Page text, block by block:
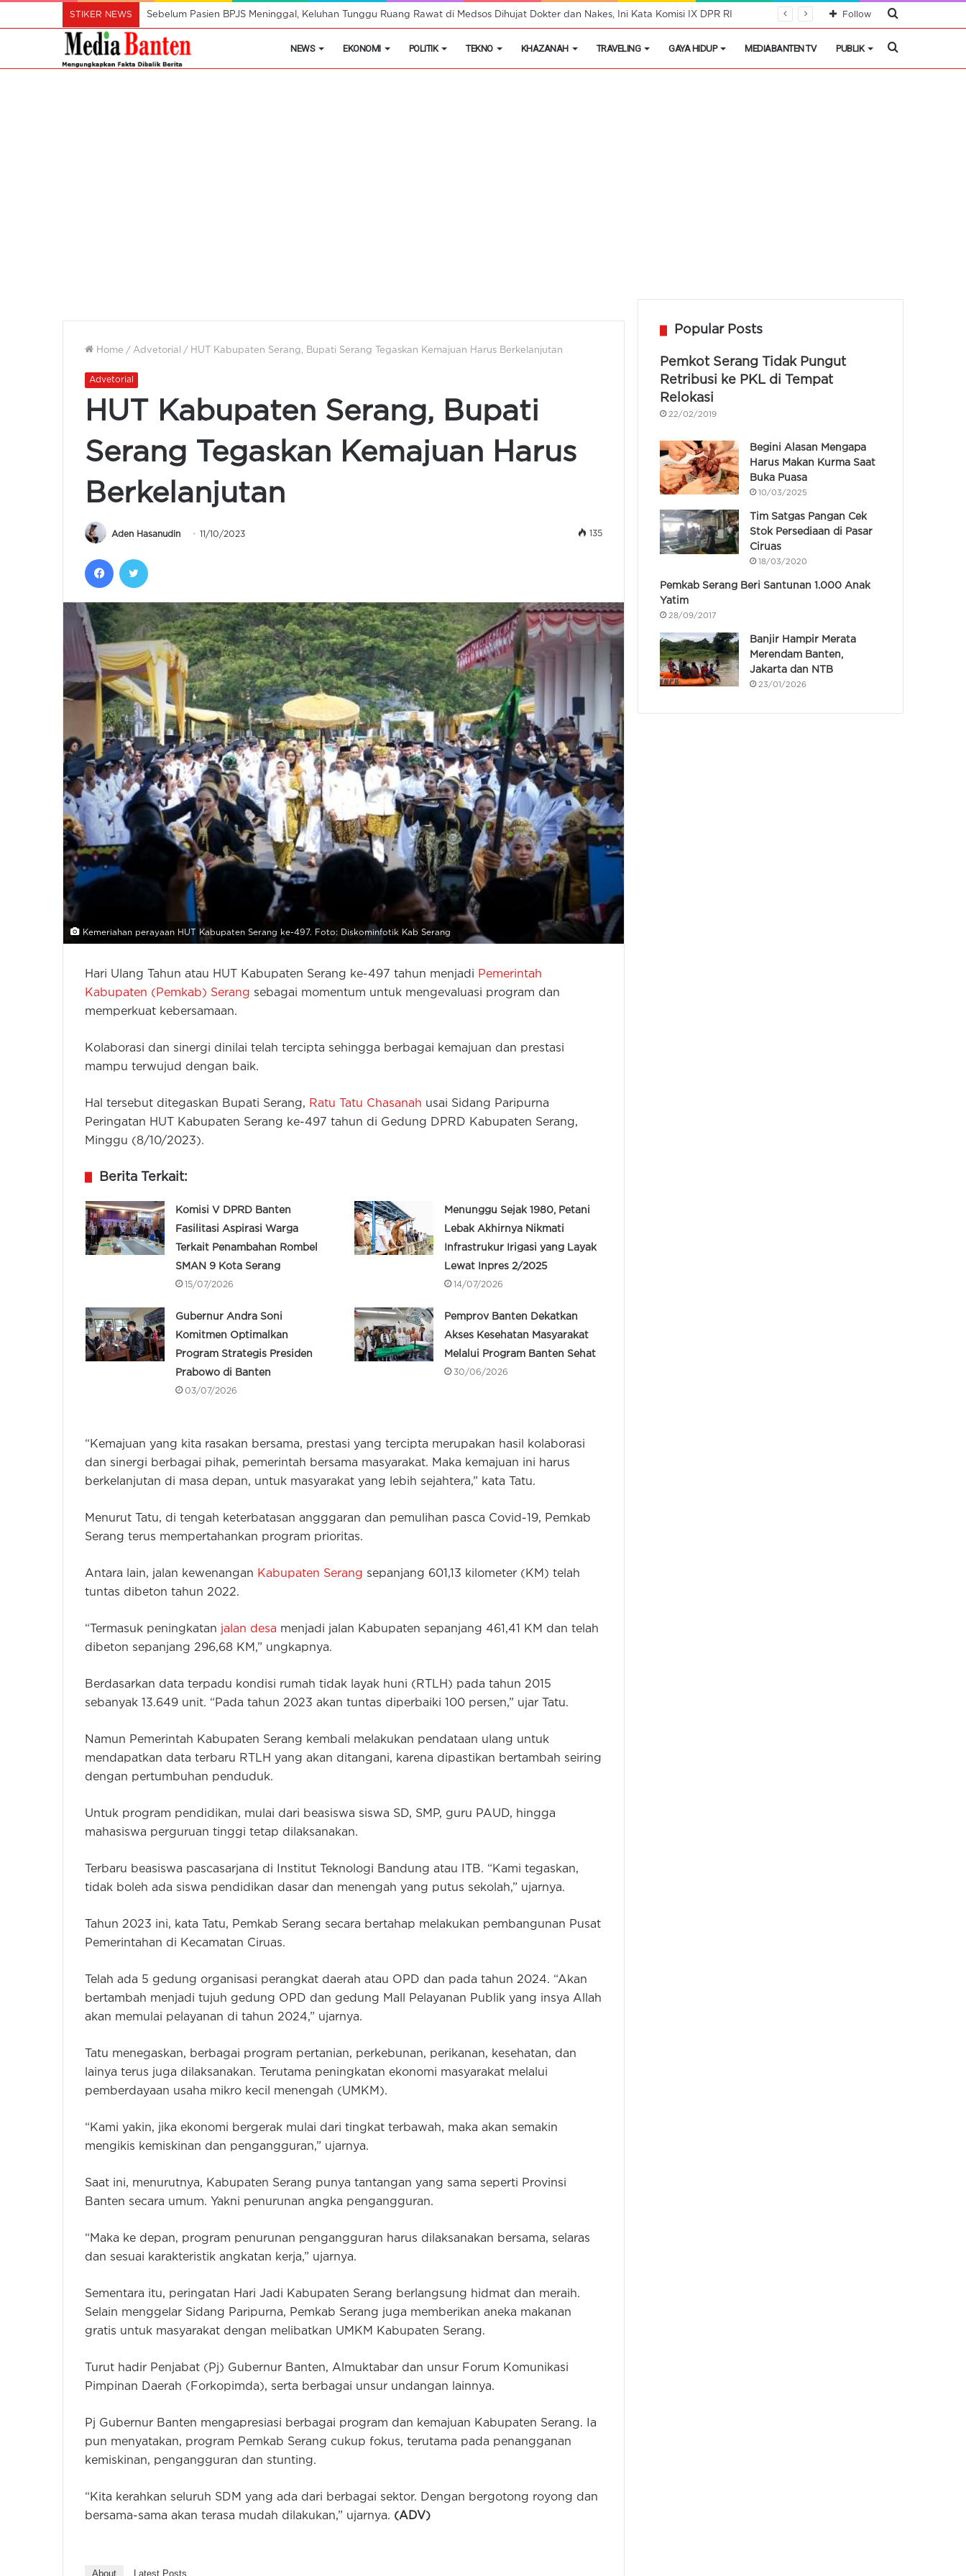
STIKER NEWS Polres Metro Tangerang Kota Buru Pemasok Utama Obat Keras Ilegal di Kosambi Cari
Follow
NEWS EKONOMI POLITIK TEKNO KHAZANAH TRAVELING GAYA HIDUP MEDIABANTEN TV PUBLIK Cari
Home / Advetorial / HUT Kabupaten Serang, Bupati Serang Tegaskan Kemajuan Harus Berkelanjutan
Advetorial
HUT Kabupaten Serang, Bupati
Serang Tegaskan Kemajuan Harus
Berkelanjutan
Aden Hasanudin 11/10/2023 135
Facebook
Kemeriahan perayaan HUT Kabupaten Serang ke-497. Foto: Diskominfotik Kab Serang
Hari Ulang Tahun atau HUT Kabupaten Serang ke-497 tahun menjadi Pemerintah
Kabupaten (Pemkab) Serang sebagai momentum untuk mengevaluasi program dan
memperkuat kebersamaan.
Kolaborasi dan sinergi dinilai telah tercipta sehingga berbagai kemajuan dan prestasi
mampu terwujud dengan baik.
Hal tersebut ditegaskan Bupati Serang, Ratu Tatu Chasanah usai Sidang Paripurna
Peringatan HUT Kabupaten Serang ke-497 tahun di Gedung DPRD Kabupaten Serang,
Minggu (8/10/2023).
Berita Terkait:
Komisi V DPRD Banten
Fasilitasi Aspirasi Warga
Terkait Penambahan Rombel
SMAN 9 Kota Serang
15/07/2026
Menunggu Sejak 1980, Petani
Lebak Akhirnya Nikmati
Infrastrukur Irigasi yang Layak
Lewat Inpres 2/2025
14/07/2026
Gubernur Andra Soni
Komitmen Optimalkan
Program Strategis Presiden
Prabowo di Banten
03/07/2026
Pemprov Banten Dekatkan
Akses Kesehatan Masyarakat
Melalui Program Banten Sehat
30/06/2026
“Kemajuan yang kita rasakan bersama, prestasi yang tercipta merupakan hasil kolaborasi
dan sinergi berbagai pihak, pemerintah bersama masyarakat. Maka kemajuan ini harus
berkelanjutan di masa depan, untuk masyarakat yang lebih sejahtera,” kata Tatu.
Menurut Tatu, di tengah keterbatasan angggaran dan pemulihan pasca Covid-19, Pemkab
Serang terus mempertahankan program prioritas.
Antara lain, jalan kewenangan Kabupaten Serang sepanjang 601,13 kilometer (KM) telah
tuntas dibeton tahun 2022.
“Termasuk peningkatan jalan desa menjadi jalan Kabupaten sepanjang 461,41 KM dan telah
dibeton sepanjang 296,68 KM,” ungkapnya.
Berdasarkan data terpadu kondisi rumah tidak layak huni (RTLH) pada tahun 2015
sebanyak 13.649 unit. “Pada tahun 2023 akan tuntas diperbaiki 100 persen,” ujar Tatu.
Namun Pemerintah Kabupaten Serang kembali melakukan pendataan ulang untuk
mendapatkan data terbaru RTLH yang akan ditangani, karena dipastikan bertambah seiring
dengan pertumbuhan penduduk.
Untuk program pendidikan, mulai dari beasiswa siswa SD, SMP, guru PAUD, hingga
mahasiswa perguruan tinggi tetap dilaksanakan.
Terbaru beasiswa pascasarjana di Institut Teknologi Bandung atau ITB. “Kami tegaskan,
tidak boleh ada siswa pendidikan dasar dan menengah yang putus sekolah,” ujarnya.
Tahun 2023 ini, kata Tatu, Pemkab Serang secara bertahap melakukan pembangunan Pusat
Pemerintahan di Kecamatan Ciruas.
Telah ada 5 gedung organisasi perangkat daerah atau OPD dan pada tahun 2024. “Akan
bertambah menjadi tujuh gedung OPD dan gedung Mall Pelayanan Publik yang insya Allah
akan memulai pelayanan di tahun 2024,” ujarnya.
Tatu menegaskan, berbagai program pertanian, perkebunan, perikanan, kesehatan, dan
lainya terus juga dilaksanakan. Terutama peningkatan ekonomi masyarakat melalui
pemberdayaan usaha mikro kecil menengah (UMKM).
“Kami yakin, jika ekonomi bergerak mulai dari tingkat terbawah, maka akan semakin
mengikis kemiskinan dan pengangguran,” ujarnya.
Saat ini, menurutnya, Kabupaten Serang punya tantangan yang sama seperti Provinsi
Banten secara umum. Yakni penurunan angka pengangguran.
“Maka ke depan, program penurunan pengangguran harus dilaksanakan bersama, selaras
dan sesuai karakteristik angkatan kerja,” ujarnya.
Sementara itu, peringatan Hari Jadi Kabupaten Serang berlangsung hidmat dan meraih.
Selain menggelar Sidang Paripurna, Pemkab Serang juga memberikan aneka makanan
gratis untuk masyarakat dengan melibatkan UMKM Kabupaten Serang.
Turut hadir Penjabat (Pj) Gubernur Banten, Almuktabar dan unsur Forum Komunikasi
Pimpinan Daerah (Forkopimda), serta berbagai unsur undangan lainnya.
Pj Gubernur Banten mengapresiasi berbagai program dan kemajuan Kabupaten Serang. Ia
pun menyatakan, program Pemkab Serang cukup fokus, terutama pada penangganan
kemiskinan, pengangguran dan stunting.
“Kita kerahkan seluruh SDM yang ada dari berbagai sektor. Dengan bergotong royong dan
bersama-sama akan terasa mudah dilakukan,” ujarnya. (ADV)
About Latest Posts
Budi: Kenaikan IPM Banten
Didorong Program Sekolah Gratis
Disahkan, Pendidikan dan
Pariwisata Masuk Daftar Prioritas
Popular Posts
Pemkot Serang Tidak Pungut
Retribusi ke PKL di Tempat
Relokasi
22/02/2019
Begini Alasan Mengapa
Harus Makan Kurma Saat
Buka Puasa
10/03/2025
Tim Satgas Pangan Cek
Stok Persediaan di Pasar
Ciruas
18/03/2020
Pemkab Serang Beri Santunan 1.000 Anak
Yatim
28/09/2017
Banjir Hampir Merata
Merendam Banten,
Jakarta dan NTB
23/01/2026